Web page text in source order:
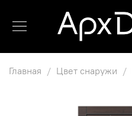
Главная Цвет снаружи